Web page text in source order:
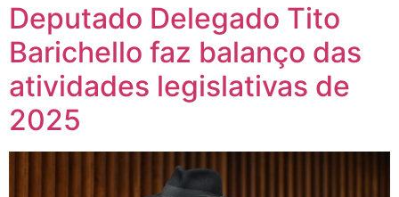
Deputado Delegado Tito
Barichello faz balanço das
atividades legislativas de
2025